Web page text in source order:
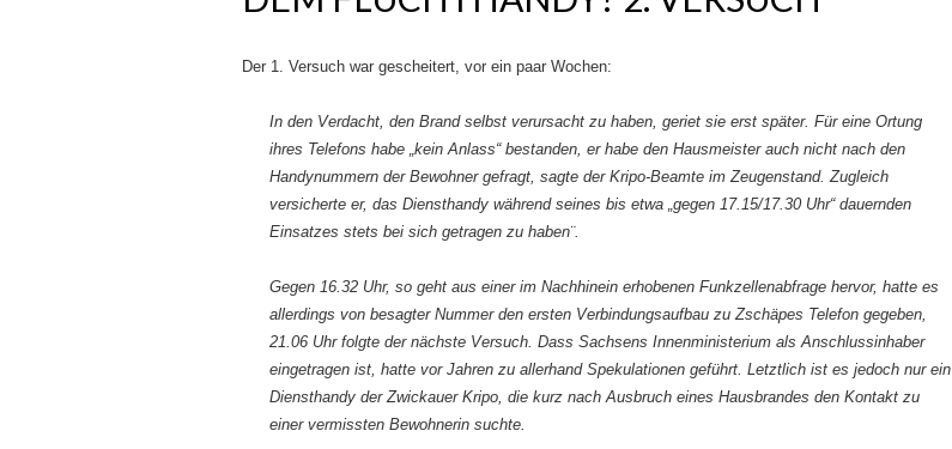
Der 1. Versuch war gescheitert, vor ein paar Wochen:
In den Verdacht, den Brand selbst verursacht zu haben, geriet sie erst später. Für eine Ortung
ihres Telefons habe „kein Anlass“ bestanden, er habe den Hausmeister auch nicht nach den
Handynummern der Bewohner gefragt, sagte der Kripo-Beamte im Zeugenstand. Zugleich
versicherte er, das Diensthandy während seines bis etwa „gegen 17.15/17.30 Uhr“ dauernden
Einsatzes stets bei sich getragen zu haben¨.
Gegen 16.32 Uhr, so geht aus einer im Nachhinein erhobenen Funkzellenabfrage hervor, hatte es
allerdings von besagter Nummer den ersten Verbindungsaufbau zu Zschäpes Telefon gegeben,
21.06 Uhr folgte der nächste Versuch. Dass Sachsens Innenministerium als Anschlussinhaber
eingetragen ist, hatte vor Jahren zu allerhand Spekulationen geführt. Letztlich ist es jedoch nur ein
Diensthandy der Zwickauer Kripo, die kurz nach Ausbruch eines Hausbrandes den Kontakt zu
einer vermissten Bewohnerin suchte.